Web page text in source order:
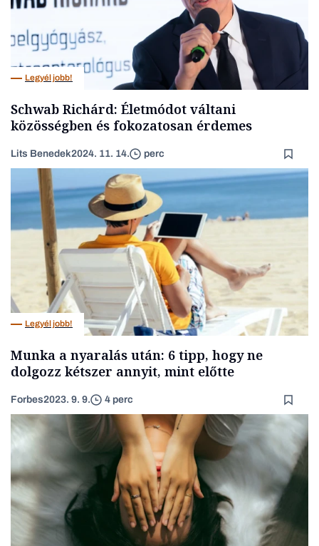
Legyél jobb!
Schwab Richárd: Életmódot váltani
közösségben és fokozatosan érdemes
Lits Benedek2024. 11. 14. perc
Legyél jobb!
Munka a nyaralás után: 6 tipp, hogy ne
dolgozz kétszer annyit, mint előtte
Forbes2023. 9. 9. 4 perc